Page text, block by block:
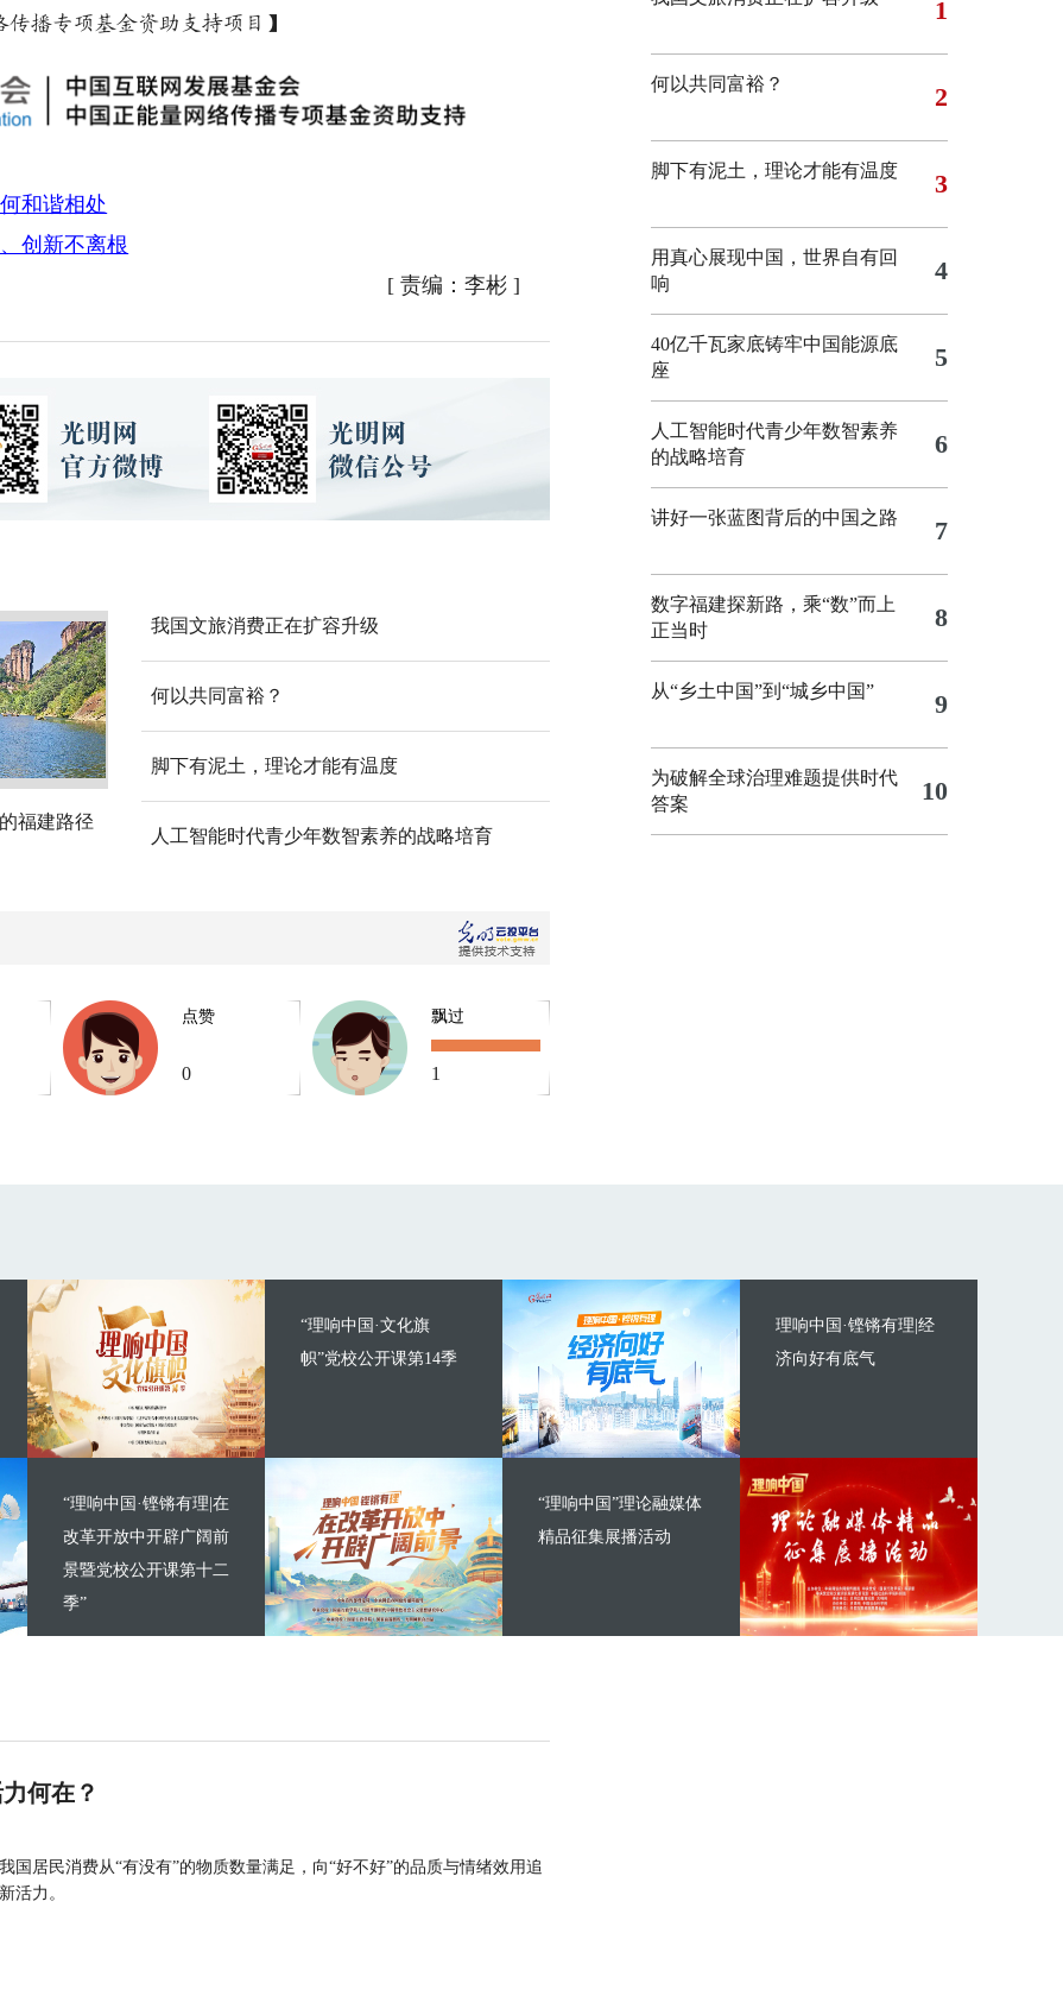
播专项基金资助支持项目】
和谐相处
创新不离根
[ 责编：李彬]
福建路径
我国文旅消费正在扩容升级
何以共同富裕？
脚下有泥土，理论才能有温度
人工智能时代青少年数智素养的战略培育
点赞
0
飘过
1
1
何以共同富裕？ 2
脚下有泥土，理论才能有温度 3
用真心展现中国，世界自有回
响
4
40亿千瓦家底铸牢中国能源底
座
5
人工智能时代青少年数智素养
的战略培育
6
讲好一张蓝图背后的中国之路 7
数字福建探新路，乘“数”而上
正当时
8
从“乡土中国”到“城乡中国” 9
为破解全球治理难题提供时代
答案
10
“理响中国·文化旗
帜”党校公开课第14季
“理响中国·铿锵有理|在
改革开放中开辟广阔前
景暨党校公开课第十二
季”
理响中国·铿锵有理|经
济向好有底气
“理响中国”理论融媒体
精品征集展播活动
何在？
居民消费从“有没有”的物质数量满足，向“好不好”的品质与情绪效用追
活力。